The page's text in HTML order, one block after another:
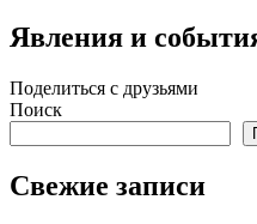
Явления и
Поделиться с друзьями
Поиск
Свежие записи